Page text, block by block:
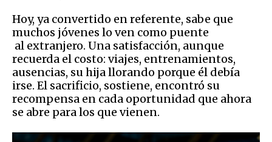
Hoy, ya convertido en referente, sabe que
muchos jóvenes lo ven como puente
al extranjero. Una satisfacción, aunque
recuerda el costo: viajes, entrenamientos,
ausencias, su hija llorando porque él debía
irse. El sacrificio, sostiene, encontró su
recompensa en cada oportunidad que ahora
se abre para los que vienen.